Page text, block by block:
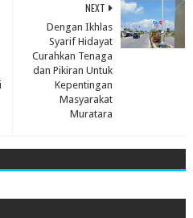
NEXT
Dengan Ikhlas
Syarif Hidayat
Curahkan Tenaga
dan Pikiran Untuk
Kepentingan
Masyarakat
Muratara